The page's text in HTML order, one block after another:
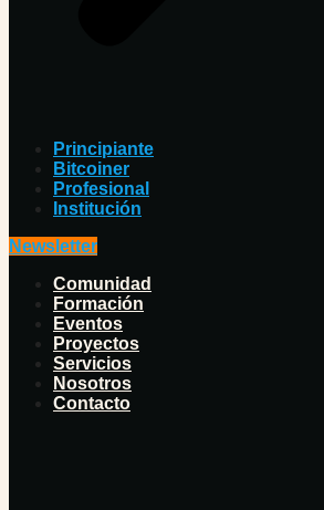
Principiante
Bitcoiner
Profesional
Institución
Newsletter
Comunidad
Formación
Eventos
Proyectos
Servicios
Nosotros
Contacto